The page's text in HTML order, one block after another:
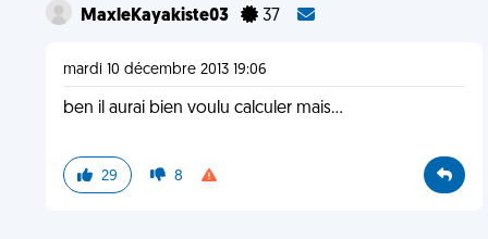
MaxleKayakiste03 37
mardi 10 décembre 2013 19:06
ben il aurai bien voulu calculer mais...
29 8